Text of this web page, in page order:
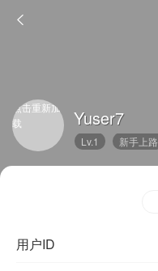
点击重新加
载
Yuser7
Lv.1 新手上路
用户ID